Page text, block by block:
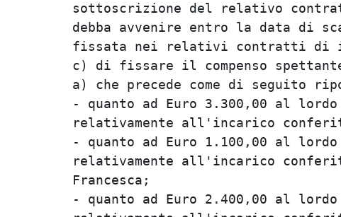
sottoscrizione del relativo
debba avvenire entro la data
fissata nei
c) di fissare il compenso
a) che precede
- quanto ad Euro
relativamente all'incarico
- quanto ad Euro
relativamente
- quanto ad Euro